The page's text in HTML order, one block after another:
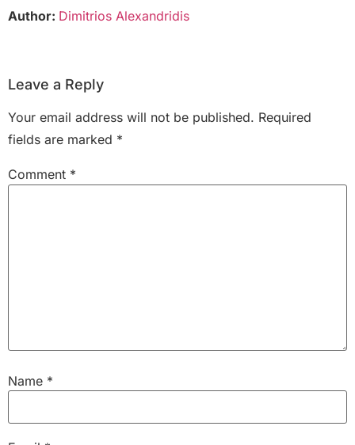
Author: Dimitrios Alexandridis
Leave a Reply
Your email address will not be published. Required
fields are marked *
Comment *
Name *